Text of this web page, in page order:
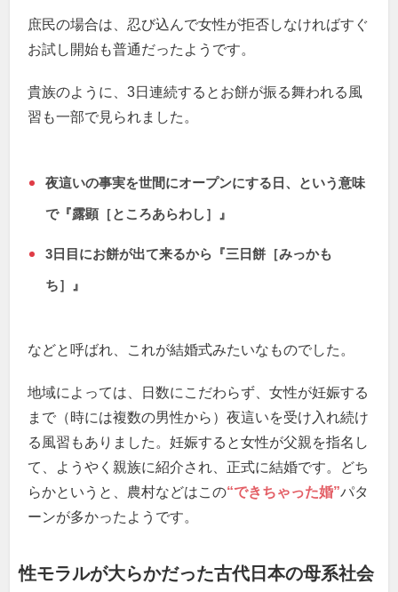
庶民の場合は、忍び込んで女性が拒否しなければすぐ
お試し開始も普通だったようです。
貴族のように、3日連続するとお餅が振る舞われる風
習も一部で見られました。
夜這いの事実を世間にオープンにする日、という意味
で『露顕［ところあらわし］』
3日目にお餅が出て来るから『三日餅［みっかも
ち］』
などと呼ばれ、これが結婚式みたいなものでした。
地域によっては、日数にこだわらず、女性が妊娠する
まで（時には複数の男性から）夜這いを受け入れ続け
る風習もありました。妊娠すると女性が父親を指名し
て、ようやく親族に紹介され、正式に結婚です。どち
らかというと、農村などはこの“できちゃった婚”パタ
ーンが多かったようです。
性モラルが大らかだった古代日本の母系社会